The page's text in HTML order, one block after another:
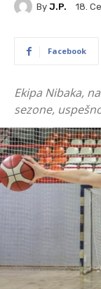
By J.P. 18.
Facebook
Ekipa Nibaka,
sezone,